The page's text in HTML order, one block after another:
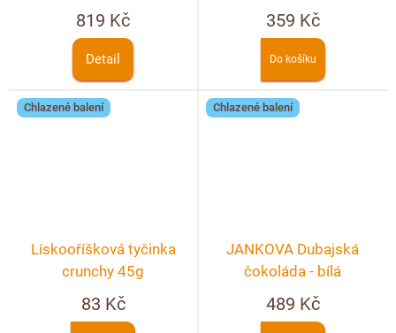
věnováním
819 Kč
Detail
10ks
359 Kč
Do košíku
Chlazené balení
Lískooříšková tyčinka
crunchy 45g
83 Kč
Chlazené balení
JANKOVA Dubajská
čokoláda - bílá
489 Kč